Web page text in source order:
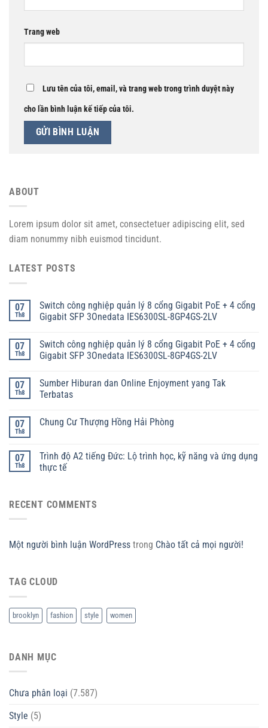
Trang web
Lưu tên của tôi, email, và trang web trong trình duyệt này
cho lần bình luận kế tiếp của tôi.
ABOUT
Lorem ipsum dolor sit amet, consectetuer adipiscing elit, sed
diam nonummy nibh euismod tincidunt.
LATEST POSTS
07
Th8
Switch công nghiệp quản lý 8 cổng Gigabit PoE + 4 cổng
Gigabit SFP 3Onedata IES6300SL-8GP4GS-2LV
07
Th8
Switch công nghiệp quản lý 8 cổng Gigabit PoE + 4 cổng
Gigabit SFP 3Onedata IES6300SL-8GP4GS-2LV
07
Th8
Sumber Hiburan dan Online Enjoyment yang Tak
Terbatas
07
Th8
Chung Cư Thượng Hồng Hải Phòng
07
Th8
Trình độ A2 tiếng Đức: Lộ trình học, kỹ năng và ứng dụng
thực tế
RECENT COMMENTS
Một người bình luận WordPress trong Chào tất cả mọi người!
TAG CLOUD
brooklyn fashion style women
DANH MỤC
Chưa phân loại (7.587)
Style (5)